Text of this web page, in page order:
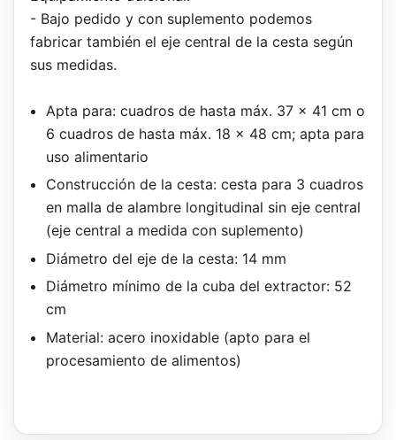
- Bajo pedido y con suplemento podemos
fabricar también el eje central de la cesta según
sus medidas.
Apta para: cuadros de hasta máx. 37 x 41 cm o
6 cuadros de hasta máx. 18 x 48 cm; apta para
uso alimentario
Construcción de la cesta: cesta para 3 cuadros
en malla de alambre longitudinal sin eje central
(eje central a medida con suplemento)
Diámetro del eje de la cesta: 14 mm
Diámetro mínimo de la cuba del extractor: 52
cm
Material: acero inoxidable (apto para el
procesamiento de alimentos)